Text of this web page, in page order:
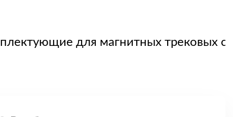
для магнитных трековых